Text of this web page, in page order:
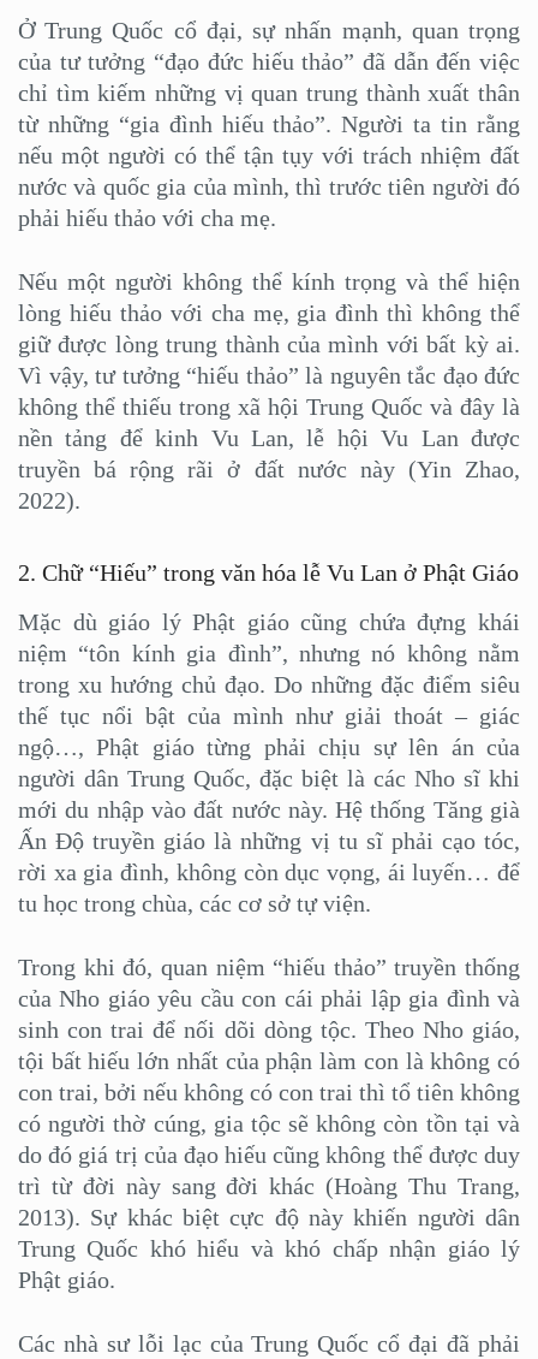
Ở Trung Quốc cổ đại, sự nhấn mạnh, quan trọng
của tư tưởng “đạo đức hiếu thảo” đã dẫn đến việc
chỉ tìm kiếm những vị quan trung thành xuất thân
từ những “gia đình hiếu thảo”. Người ta tin rằng
nếu một người có thể tận tụy với trách nhiệm đất
nước và quốc gia của mình, thì trước tiên người đó
phải hiếu thảo với cha mẹ.
Nếu một người không thể kính trọng và thể hiện
lòng hiếu thảo với cha mẹ, gia đình thì không thể
giữ được lòng trung thành của mình với bất kỳ ai.
Vì vậy, tư tưởng “hiếu thảo” là nguyên tắc đạo đức
không thể thiếu trong xã hội Trung Quốc và đây là
nền tảng để kinh Vu Lan, lễ hội Vu Lan được
truyền bá rộng rãi ở đất nước này (Yin Zhao,
2022).
2. Chữ “Hiếu” trong văn hóa lễ Vu Lan ở Phật Giáo
Mặc dù giáo lý Phật giáo cũng chứa đựng khái
niệm “tôn kính gia đình”, nhưng nó không nằm
trong xu hướng chủ đạo. Do những đặc điểm siêu
thế tục nổi bật của mình như giải thoát – giác
ngộ…, Phật giáo từng phải chịu sự lên án của
người dân Trung Quốc, đặc biệt là các Nho sĩ khi
mới du nhập vào đất nước này. Hệ thống Tăng già
Ấn Độ truyền giáo là những vị tu sĩ phải cạo tóc,
rời xa gia đình, không còn dục vọng, ái luyến… để
tu học trong chùa, các cơ sở tự viện.
Trong khi đó, quan niệm “hiếu thảo” truyền thống
của Nho giáo yêu cầu con cái phải lập gia đình và
sinh con trai để nối dõi dòng tộc. Theo Nho giáo,
tội bất hiếu lớn nhất của phận làm con là không có
con trai, bởi nếu không có con trai thì tổ tiên không
có người thờ cúng, gia tộc sẽ không còn tồn tại và
do đó giá trị của đạo hiếu cũng không thể được duy
trì từ đời này sang đời khác (Hoàng Thu Trang,
2013). Sự khác biệt cực độ này khiến người dân
Trung Quốc khó hiểu và khó chấp nhận giáo lý
Phật giáo.
Các nhà sư lỗi lạc của Trung Quốc cổ đại đã phải